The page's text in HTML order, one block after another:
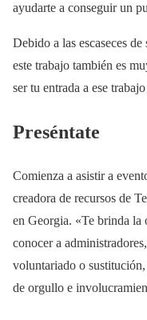
ayudarte a conseguir un
Debido a las escaseces
este trabajo también es
ser tu entrada a ese
Preséntate
Comienza a asistir a
creadora de recursos de
en Georgia. «Te brinda la
conocer a
voluntariado o
de orgullo e